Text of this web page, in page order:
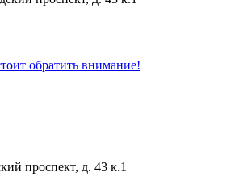
обратить внимание!
проспект, д. 43 к.1